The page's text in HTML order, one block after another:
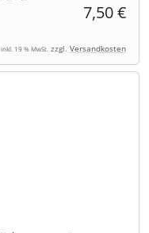
7,50 €
inkl. 19 % MwSt. zzgl. Versandkosten